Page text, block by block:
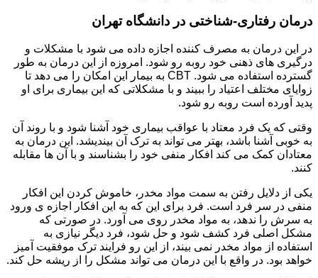
درمان رفتاری-شناختی در دانشگاه تهران
در این درمان به مصرف کننده اجازه داده می شود با مشکلات و
درگیری های ذهنی خود روبه رو شود. امروزه از این درمان به طور
گسترده استفاده می شود. CBT به بیمار این امکان را می دهد تا
زوایای مختلف اعتیاد را ببیند و با مشکلاتی که این بیماری برای او
پدید آورده است روبه رو شود.
وقتی که یک فرد معتاد با عواقب بیماری خود آشنا شود و با روند آن
به خوبی آشنا باشد، بهتر می تواند به ترک آن بیندیشد. این درمان به
معتادان کمک می کند افکار منفی خود را بشناسند و با آن ها مقابله
کنند.
یکی از دلایل رفتن به سمت مواد مخدر، خاموش کردن این افکار
منفی در سر فرد است. فرد برای این که به این افکار اجازه ی ورود
به سرش را ندهد، به مواد مخدر روی می آورد. در صورتی که
مشکل اصلی فرد کشف شود و حل شود، فرد دیگر نیازی به
استفاده از مواد مخدر نمی بیند، از این رو فرایند ترک موفقیت آمیز
خواهد بود. در واقع با این درمان می تواند مشکل را از ریشه حل کند.